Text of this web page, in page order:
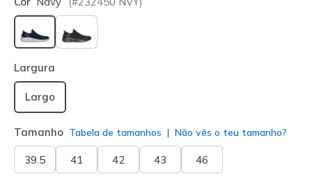
selecionado
Largura
Largo
Tamanho Tabela de tamanhos Não vês o teu tamanho?
39.5 41 42 43 46